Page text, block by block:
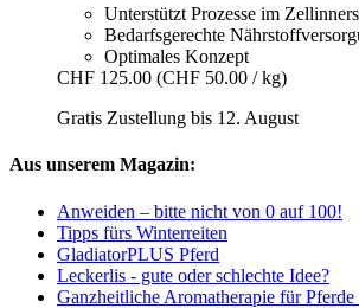
Unterstützt Prozesse im
Bedarfsgerechte
Optimales Konzept
CHF 125.00 (CHF 50.00 / kg)
Gratis Zustellung bis 12. August
Aus unserem Magazin:
Anweiden – bitte nicht von 0 auf 100!
Tipps fürs Winterreiten
GladiatorPLUS Pferd
Leckerlis - gute oder schlechte Idee?
Ganzheitliche Aromatherapie für